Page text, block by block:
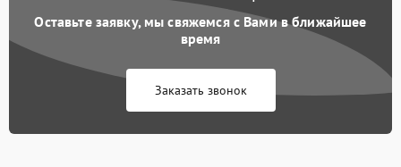
Оставьте заявку, мы свяжемся с Вами в ближайшее
время
Заказать звонок